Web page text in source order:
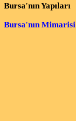
Bursa'nın Yapıları
Bursa'nın Mimarisi